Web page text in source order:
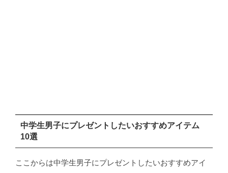
中学生男子にプレゼントしたいおすすめアイテム
10選
ここからは中学生男子にプレゼントしたいおすすめアイ